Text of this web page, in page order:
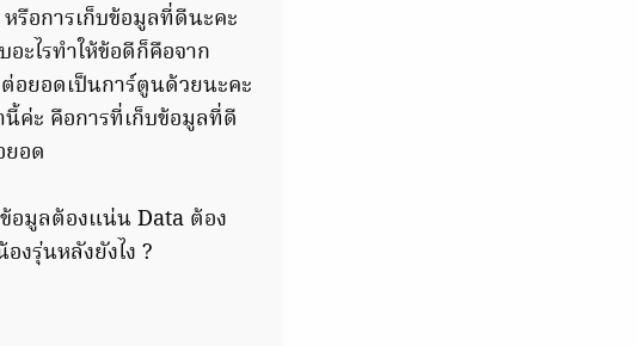
รือการเก็บข้อมูลที่ดีนะคะ
ะไรทำให้ข้อดีก็คือจาก
ยอดเป็นการ์ตูนด้วยนะคะ
ค่ะ คือการที่เก็บข้อมูลที่ดี
ยอด
อมูลต้องแน่น Data ต้อง
งรุ่นหลังยังไง ?